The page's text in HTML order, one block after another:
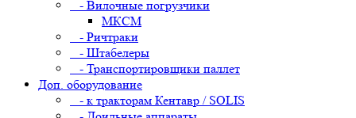
- Вилочные погрузчики
МКСМ
- Ричтраки
- Штабелеры
- Транспортировщики паллет
Доп. оборудование
- к тракторам Кентавр / SOLIS